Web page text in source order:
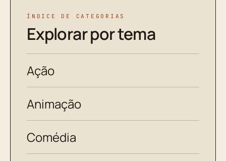
ÍNDICE DE CATEGORIAS
Explorar por tema
Ação
Animação
Comédia